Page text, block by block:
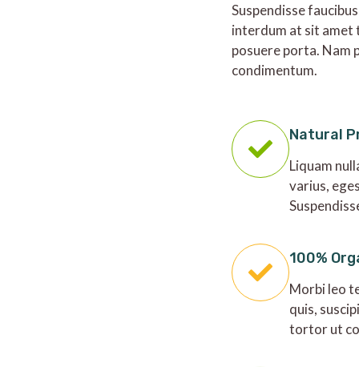
Suspendisse
interdum at sit amet
posuere porta. Nam
condimentum.
Natural
Liquam
varius,
100%
Morbi leo
quis,
tortor ut